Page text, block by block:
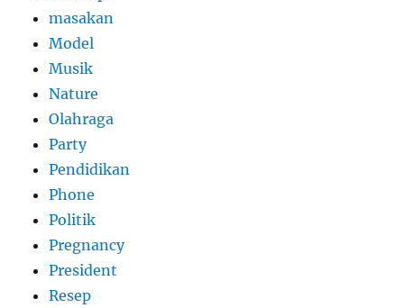
masakan
Model
Musik
Nature
Olahraga
Party
Pendidikan
Phone
Politik
Pregnancy
President
Resep